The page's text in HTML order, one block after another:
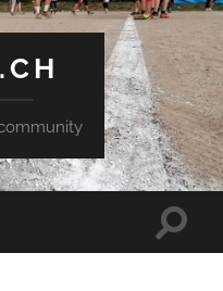
Toggle